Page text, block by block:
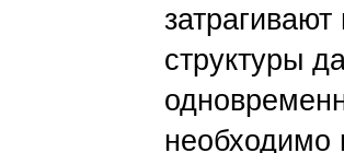
структуры
необходимо